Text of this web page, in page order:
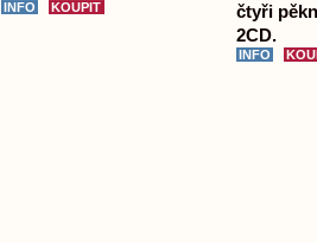
čtyři
2CD.